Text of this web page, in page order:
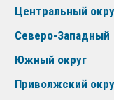
Центральный
Северо-Западный
Южный округ
Приволжский